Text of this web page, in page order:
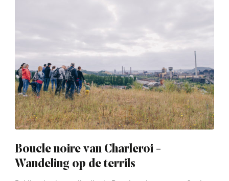
Boucle noire van Charleroi -
Wandeling op de terrils